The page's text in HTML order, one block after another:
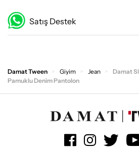
Satış Destek
Damat Tween Giyim Jean
Damat
Pamuklu Denim Pantolon